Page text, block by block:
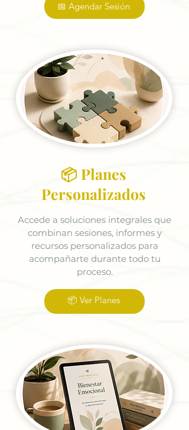
📅 Agendar Sesión
📦 Planes
Personalizados
Accede a soluciones integrales que
combinan sesiones, informes y
recursos personalizados para
acompañarte durante todo tu
proceso.
📦 Ver Planes